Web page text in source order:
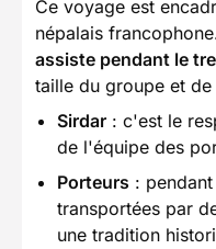
Ce voyage est
népalais
assiste pendant le
taille du groupe et
Sirdar : c'est le
de l'équipe des
Porteurs :
transportées par
une tradition